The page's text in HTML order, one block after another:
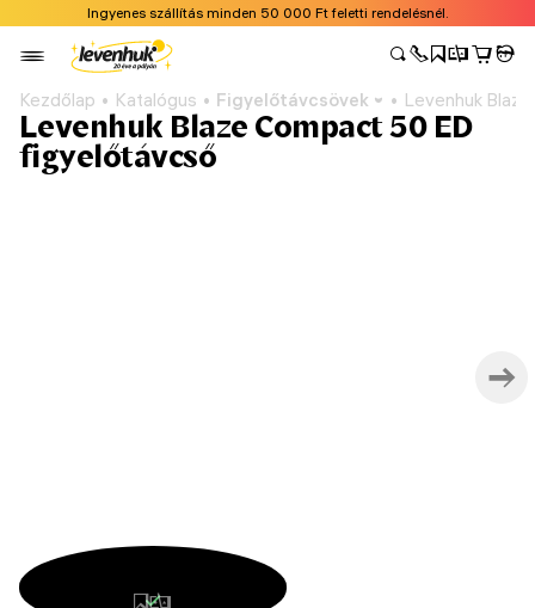
Ingyenes szállítás minden 50 000 Ft feletti rendelésnél.
Kezdőlap Katalógus Figyelőtávcsövek Levenhuk
Levenhuk Blaze Compact 50 ED
figyelőtávcső